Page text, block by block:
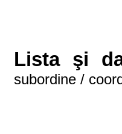
Lista şi
subordine /